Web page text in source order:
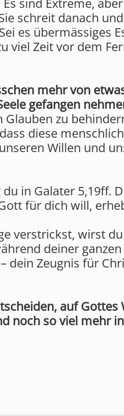
sind Extreme,
schreit danach
es übermässiges
viel Zeit vor dem
mehr von
gefangen
zu
diese
Willen und
in Galater 5,19ff.
für dich will,
verstrickst, wirst du
deiner
dein Zeugnis für
auf Gottes
noch so viel mehr